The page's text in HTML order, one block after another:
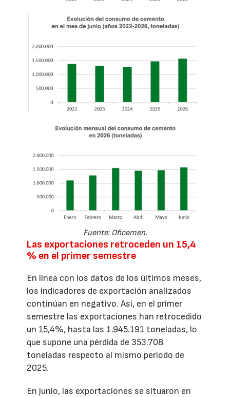
Fuente: Oficemen.
Las exportaciones retroceden un 15,4
% en el primer semestre
En línea con los datos de los últimos meses,
los indicadores de exportación analizados
continúan en negativo. Así, en el primer
semestre las exportaciones han retrocedido
un 15,4%, hasta las 1.945.191 toneladas, lo
que supone una pérdida de 353.708
toneladas respecto al mismo período de
2025.
En junio, las exportaciones se situaron en